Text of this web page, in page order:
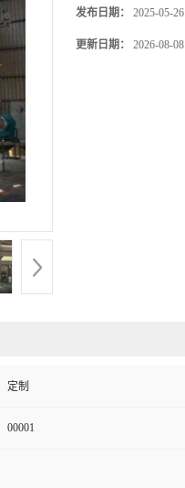
发布日期： 2025-05-26
更新日期： 2026-08-08
定制
00001